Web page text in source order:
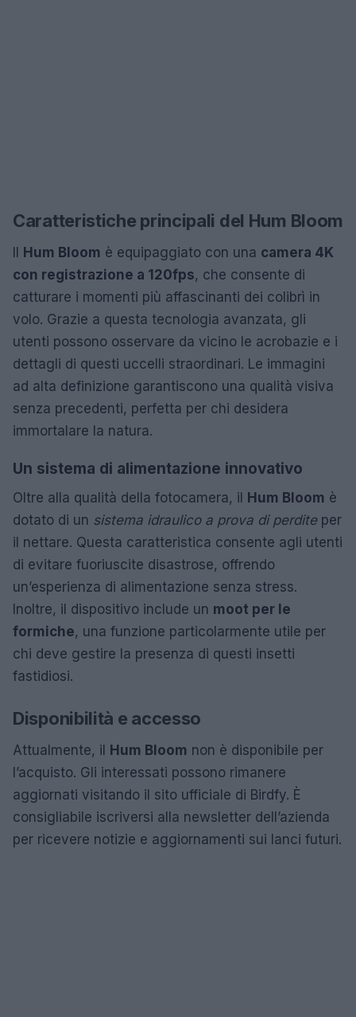
Caratteristiche principali del Hum Bloom
Il Hum Bloom è equipaggiato con una camera 4K
con registrazione a 120fps, che consente di
catturare i momenti più affascinanti dei colibrì in
volo. Grazie a questa tecnologia avanzata, gli
utenti possono osservare da vicino le acrobazie e i
dettagli di questi uccelli straordinari. Le immagini
ad alta definizione garantiscono una qualità visiva
senza precedenti, perfetta per chi desidera
immortalare la natura.
Un sistema di alimentazione innovativo
Oltre alla qualità della fotocamera, il Hum Bloom è
dotato di un sistema idraulico a prova di perditeper
il nettare. Questa caratteristica consente agli utenti
di evitare fuoriuscite disastrose, offrendo
un’esperienza di alimentazione senza stress.
Inoltre, il dispositivo include un moot per le
formiche, una funzione particolarmente utile per
chi deve gestire la presenza di questi insetti
fastidiosi.
Disponibilità e accesso
Attualmente, il Hum Bloom non è disponibile per
l’acquisto. Gli interessati possono rimanere
aggiornati visitando il sito ufficiale di Birdfy. È
consigliabile iscriversi alla newsletter dell’azienda
per ricevere notizie e aggiornamenti sui lanci futuri.